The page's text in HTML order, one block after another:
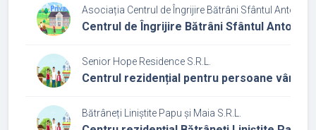
Asociația Centrul de Îngrijire Bătrâni Sfântul Anton
Centrul de Îngrijire Bătrâni Sfântul Anton
Senior Hope Residence S.R.L.
Centrul rezidențial pentru persoane
Bătrâneți Liniștite Papu și Maia S.R.L.